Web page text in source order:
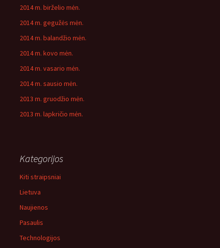
2014 m. birželio mėn.
2014 m. gegužės mėn.
2014 m. balandžio mėn.
2014 m. kovo mėn.
2014 m. vasario mėn.
2014 m. sausio mėn.
2013 m. gruodžio mėn.
2013 m. lapkričio mėn.
Kategorijos
Kiti straipsniai
Lietuva
Naujienos
Pasaulis
Technologijos